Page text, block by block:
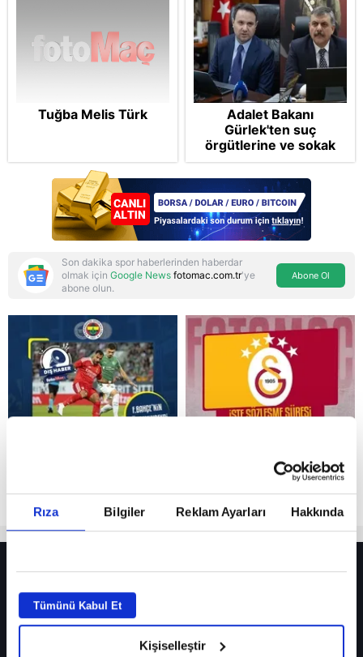
Rıza Bilgiler Reklam Ayarları Hakkında
Tümünü Kabul Et
Kişiselleştir
Reddet
Tuğba Melis Türk
Adalet Bakanı
Gürlek'ten suç
örgütlerine ve sokak
çetelerine net mesaj:
"Devlet tepenize
binecek"
Son dakika spor haberlerinden haberdar
olmak için Google News fotomac.com.tr'ye
abone olun.
Abone Ol
Fenerbahçe’de sürpriz ayrılık ihtimali! Devre arasında gelmişti
Fenerbahçe’nin yeni transferi Mason Greenwood için olay sözler!
Galatasaray’da rota yeniden Thiago Almada!